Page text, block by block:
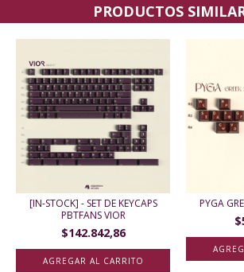
PRODUCTOS
[IN-STOCK] - SET DE KEYCAPS
PBTFANS VIOR
$142.842,86
AGREGAR AL CARRITO
PYGA